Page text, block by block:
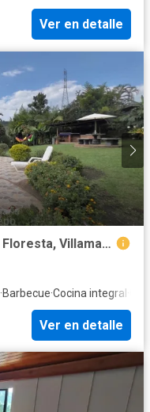
Ver en detalle
Casa amoblada en arriendo, La Floresta, Villamaria
·Barbecue·Cocina integral
Ver en detalle